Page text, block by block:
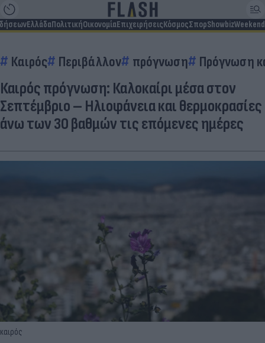
ΕλλάδαΠολιτικήΟικονομίαΕπιχειρήσειςΚόσμοςΣπορShowbizWeekend
Καιρός Περιβάλλον πρόγνωση Πρόγνωση
Καιρός πρόγνωση: Καλοκαίρι μέσα στον
Σεπτέμβριο – Ηλιοφάνεια και θερμοκρασίες
άνω των 30 βαθμών τις επόμενες ημέρες
καιρός